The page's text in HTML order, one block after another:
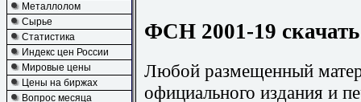
Металлолом
Сырье
Статистика
Индекс цен России
Мировые цены
Цены на биржах
Вопрос месяца
ФСН 2001-19 скачать
Любой размещенный
официального издания и